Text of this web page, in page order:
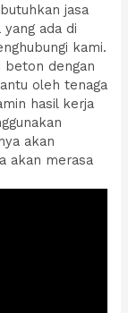
jasa
ada di
kami.
beton dengan
oleh tenaga
hasil kerja
akan
akan merasa